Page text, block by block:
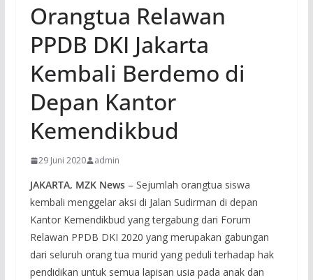
Orangtua Relawan
PPDB DKI Jakarta
Kembali Berdemo di
Depan Kantor
Kemendikbud
29 Juni 2020 admin
JAKARTA, MZK News– Sejumlah orangtua siswa
kembali menggelar aksi di Jalan Sudirman di depan
Kantor Kemendikbud yang tergabung dari Forum
Relawan PPDB DKI 2020 yang merupakan gabungan
dari seluruh orang tua murid yang peduli terhadap hak
pendidikan untuk semua lapisan usia pada anak dan